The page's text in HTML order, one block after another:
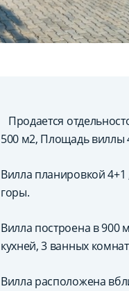
Продается
500 м2, Площадь виллы
Вилла планировкой
горы.
Вилла построена в 900
кухней, 3 ванных
Вилла расположена